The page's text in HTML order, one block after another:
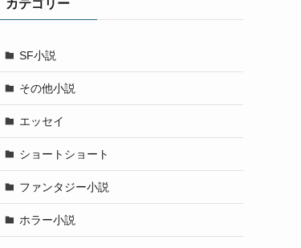
カテゴリー
SF小説
その他小説
エッセイ
ショートショート
ファンタジー小説
ホラー小説